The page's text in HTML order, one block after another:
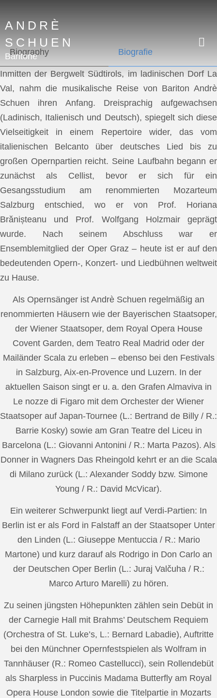
ANDRÈ
SCHUEN
Baritone
Biography Biografie
Inmitten der Bergwelt Südtirols, im ladinischen Dorf La
Val, nahm die musikalische Reise von Bariton Andrè
Schuen ihren Anfang. Dreisprachig aufgewachsen
(Ladinisch, Italienisch und Deutsch), spiegelt sich diese
Vielseitigkeit in einem Repertoire wider, das vom
italienischen Belcanto über deutsches Lied bis zu
großen Opernpartien reicht. Seine Laufbahn begann er
zunächst als Cellist, bevor er sich für ein
Gesangsstudium am renommierten Mozarteum
Salzburg entschied, wo er von Prof. Horiana
Brănișteanu und Prof. Wolfgang Holzmair geprägt
wurde. Nach seinem Abschluss war er
Ensemblemitglied der Oper Graz – heute ist er auf den
bedeutenden Opern-, Konzert- und Liedbühnen weltweit
zu Hause.
Als Opernsänger ist Andrè Schuen regelmäßig an
renommierten Häusern wie der Bayerischen Staatsoper,
der Wiener Staatsoper, dem Royal Opera House
Covent Garden, dem Teatro Real Madrid oder der
Mailänder Scala zu erleben – ebenso bei den Festivals
in Salzburg, Aix-en-Provence und Luzern. In der
aktuellen Saison singt er u. a. den Grafen Almaviva in
Le nozze di Figaro mit dem Orchester der Wiener
Staatsoper auf Japan-Tournee (L.: Bertrand de Billy / R.:
Barrie Kosky) sowie am Gran Teatre del Liceu in
Barcelona (L.: Giovanni Antonini / R.: Marta Pazos). Als
Donner in Wagners Das Rheingold kehrt er an die Scala
di Milano zurück (L.: Alexander Soddy bzw. Simone
Young / R.: David McVicar).
Ein weiterer Schwerpunkt liegt auf Verdi-Partien: In
Berlin ist er als Ford in Falstaff an der Staatsoper Unter
den Linden (L.: Giuseppe Mentuccia / R.: Mario
Martone) und kurz darauf als Rodrigo in Don Carlo an
der Deutschen Oper Berlin (L.: Juraj Valčuha / R.:
Marco Arturo Marelli) zu hören.
Zu seinen jüngsten Höhepunkten zählen sein Debüt in
der Carnegie Hall mit Brahms’ Deutschem Requiem
(Orchestra of St. Luke’s, L.: Bernard Labadie), Auftritte
bei den Münchner Opernfestspielen als Wolfram in
Tannhäuser (R.: Romeo Castellucci), sein Rollendebüt
als Sharpless in Puccinis Madama Butterfly am Royal
Opera House London sowie die Titelpartie in Mozarts